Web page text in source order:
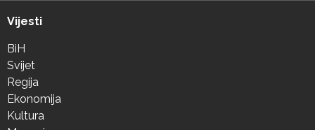
Vijesti
BiH
Svijet
Regija
Ekonomija
Kultura